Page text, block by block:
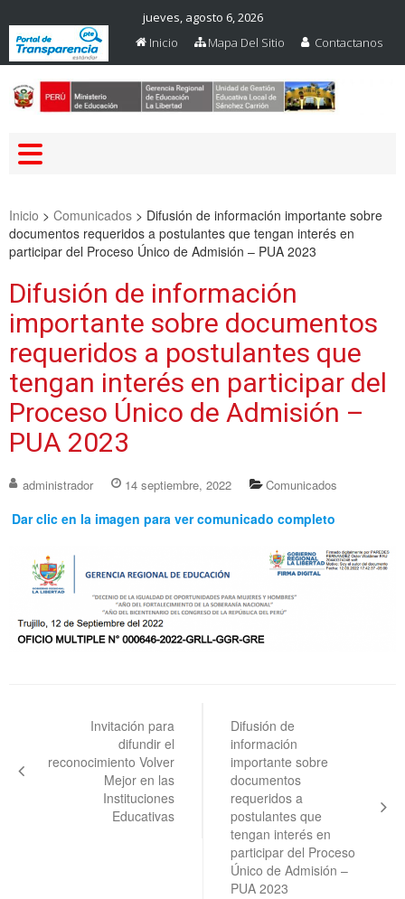
jueves, agosto 6, 2026
Inicio
Mapa Del Sitio Contactanos
Inicio > Comunicados > Difusión de información importante sobre
documentos requeridos a postulantes que tengan interés en
participar del Proceso Único de Admisión – PUA 2023
Difusión de información
importante sobre documentos
requeridos a postulantes que
tengan interés en participar del
Proceso Único de Admisión –
PUA 2023
administrador 14 septiembre, 2022 Comunicados
Dar clic en la imagen para ver comunicado completo
entradas
Invitación para
difundir el
reconocimiento Volver
Mejor en las
Instituciones
Educativas
Difusión de
información
importante sobre
documentos
requeridos a
postulantes que
tengan interés en
participar del Proceso
Único de Admisión –
PUA 2023